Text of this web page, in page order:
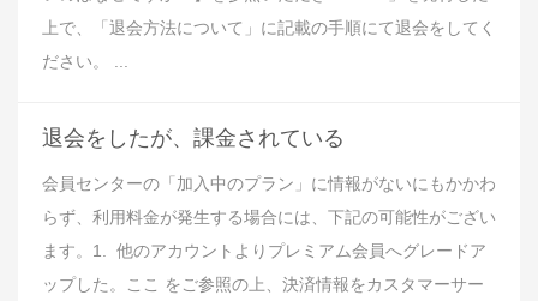
上で、「退会方法について」に記載の手順にて退会をしてく
ださい。 ...
退会をしたが、課金されている
会員センターの「加入中のプラン」に情報がないにもかかわ
らず、利用料金が発生する場合には、下記の可能性がござい
ます。1. 他のアカウントよりプレミアム会員へグレードア
ップした。ここ をご参照の上、決済情報をカスタマーサー